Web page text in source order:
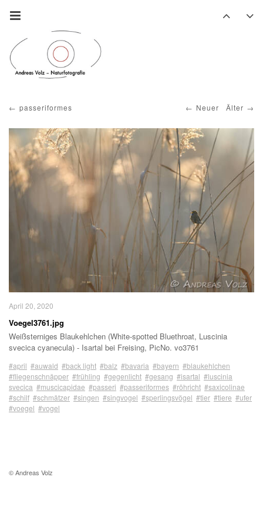
Neuer Älter
passeriformes
April 20, 2020
Voegel3761.jpg
Weißsterniges Blaukehlchen (White-spotted Bluethroat, Luscinia
svecica cyanecula) - Isartal bei Freising, PicNo. vo3761
#april #auwald #back light #balz #bavaria #bayern #blaukehlchen
#fliegenschnäpper #frühling #gegenlicht #gesang #isartal #luscinia
svecica #muscicapidae #passeri #passeriformes #röhricht #saxicolinae
#schilf #schmätzer #singen #singvogel #sperlingsvögel #tier #tiere #ufer
#voegel #vogel
© Andreas Volz